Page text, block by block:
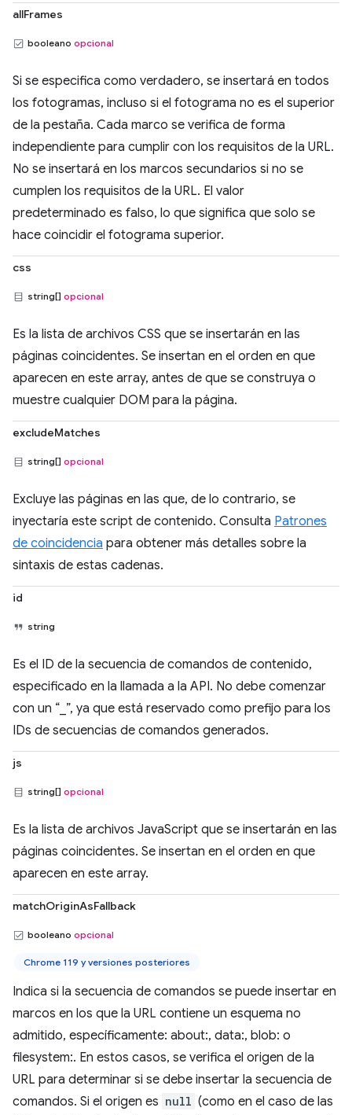
allFrames
booleano opcional
Si se especifica como verdadero, se insertará en todos
los fotogramas, incluso si el fotograma no es el superior
de la pestaña. Cada marco se verifica de forma
independiente para cumplir con los requisitos de la URL.
No se insertará en los marcos secundarios si no se
cumplen los requisitos de la URL. El valor
predeterminado es falso, lo que significa que solo se
hace coincidir el fotograma superior.
css
string[] opcional
Es la lista de archivos CSS que se insertarán en las
páginas coincidentes. Se insertan en el orden en que
aparecen en este array, antes de que se construya o
muestre cualquier DOM para la página.
excludeMatches
string[] opcional
Excluye las páginas en las que, de lo contrario, se
inyectaría este script de contenido. Consulta Patrones
de coincidencia para obtener más detalles sobre la
sintaxis de estas cadenas.
id
string
Es el ID de la secuencia de comandos de contenido,
especificado en la llamada a la API. No debe comenzar
con un “_”, ya que está reservado como prefijo para los
IDs de secuencias de comandos generados.
js
string[] opcional
Es la lista de archivos JavaScript que se insertarán en las
páginas coincidentes. Se insertan en el orden en que
aparecen en este array.
matchOriginAsFallback
booleano opcional
Chrome 119 y versiones posteriores
Indica si la secuencia de comandos se puede insertar en
marcos en los que la URL contiene un esquema no
admitido, específicamente: about:, data:, blob: o
filesystem:. En estos casos, se verifica el origen de la
URL para determinar si se debe insertar la secuencia de
comandos. Si el origen es null (como en el caso de las